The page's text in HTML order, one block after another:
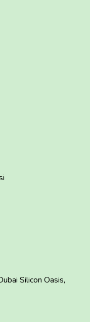
Silicon Oasis,